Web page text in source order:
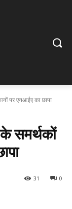
पर एनआईए का छापा
समर्थकों
0
31